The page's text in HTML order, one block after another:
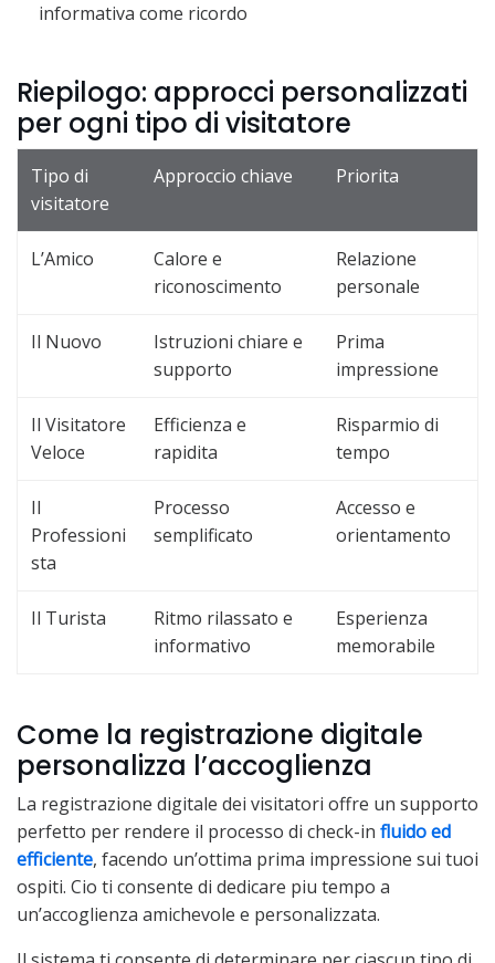
informativa come ricordo
Riepilogo: approcci personalizzati
per ogni tipo di visitatore
Tipo di
visitatore
Approccio chiave Priorita
L’Amico
Calore e
riconoscimento
Relazione
personale
Il Nuovo
Istruzioni chiare e
supporto
Prima
impressione
Il Visitatore
Veloce
Efficienza e
rapidita
Risparmio di
tempo
Il
Professioni
sta
Processo
semplificato
Accesso e
orientamento
Il Turista
Ritmo rilassato e
informativo
Esperienza
memorabile
Come la registrazione digitale
personalizza l’accoglienza
La registrazione digitale dei visitatori offre un supporto
perfetto per rendere il processo di check-in fluido ed
efficiente, facendo un’ottima prima impressione sui tuoi
ospiti. Cio ti consente di dedicare piu tempo a
un’accoglienza amichevole e personalizzata.